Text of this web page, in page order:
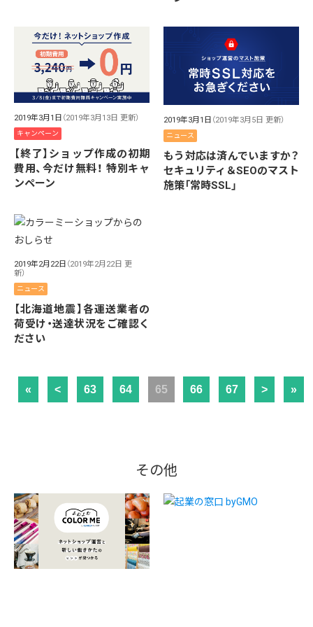
2019年3月1日 （2019年3月13日 更新）
キャンペーン
【終了】ショップ作成の初期
費用、今だけ無料！ 特別キャ
ンペーン
2019年3月1日 （2019年3月5日 更新）
ニュース
もう対応は済んでいますか？
セキュリティ＆SEOのマスト
施策「常時SSL」
2019年2月22日 （2019年2月22日 更
新）
ニュース
【北海道地震】各運送業者の
荷受け・送達状況をご確認く
ださい
« < 63 64 65 66 67 > »
その他